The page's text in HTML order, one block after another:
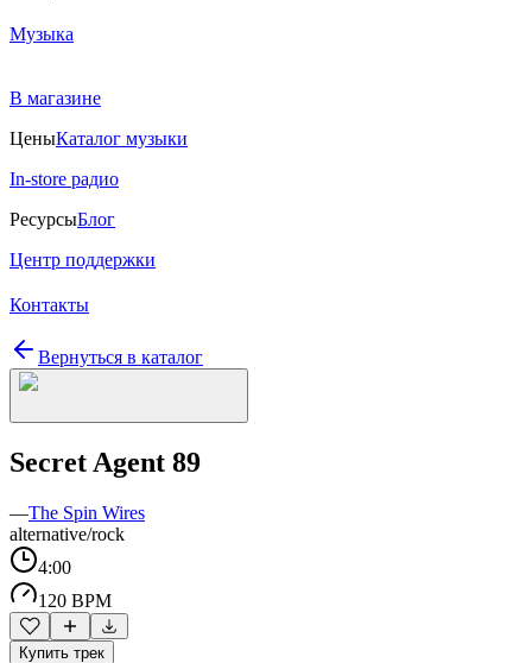
Музыка
В магазине
ЦеныКаталог музыки
In-store радио
РесурсыБлог
Центр поддержки
Контакты
Вернуться в каталог
Secret Agent 89
—The Spin Wires
alternative/rock
4:00
120 BPM
Купить трек